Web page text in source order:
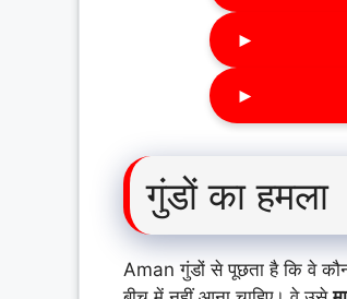
►
►
गुंडों का हमला
Aman गुंडों से पूछता है कि वे